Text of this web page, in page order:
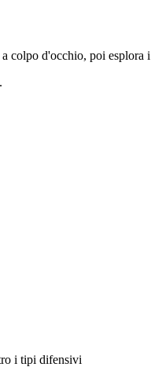
colpo d'occhio, poi esplora
i tipi difensivi